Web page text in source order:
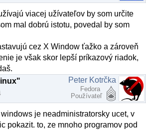
viacej užívateľov by som určite
mal dobrú istotu, povedal by som
cez X Window ťažko a zároveň
je však skor lepší príkazový riadok,
Peter Kotrčka
Fedora
Používateľ
je neadministratorsky ucet, v
pokazit. to, ze mnoho programov pod